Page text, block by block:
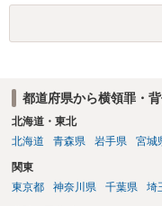
う「横領罪」は、相談の背
領罪を指すと思われます。
都道府県から横領罪・
北海道・東北
北海道
青森県 岩手県 宮城
関東
東京都
神奈川県 千葉県 埼